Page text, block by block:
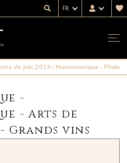
FR
de juin 2026/Numismatique -
-
- Arts de
vins